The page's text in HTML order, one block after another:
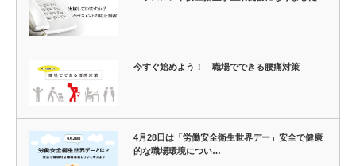
今すぐ始めよう！ 職場でできる腰痛対策
4月28日は「労働安全衛生世界デー」安全で健康
的な職場環境につい…